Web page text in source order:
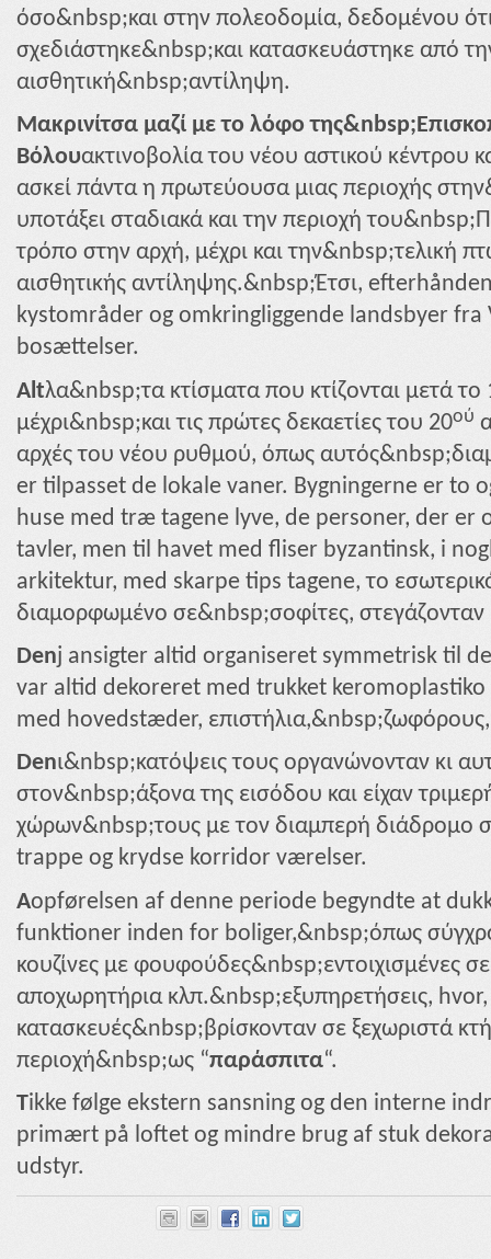
όσο&nbsp;και στην πολεοδομία, δεδομένου
σχεδιάστηκε&nbsp;και κατασκευάστηκε από
αισθητική&nbsp;αντίληψη.
Μακρινίτσα μαζί με το λόφο
Βόλουακτινοβολία του νέου αστικού κέντρου
ασκεί πάντα η πρωτεύουσα μιας περιοχής
υποτάξει σταδιακά και την περιοχή
τρόπο στην αρχή, μέχρι και την&nbsp;τελική
αισθητικής αντίληψης.&nbsp;Έτσι,
kystområder og omkringliggende landsbyer fra
bosættelser.
Altλα&nbsp;τα κτίσματα που κτίζονται μετά
μέχρι&nbsp;και τις πρώτες δεκαετίες του 20ού
αρχές του νέου ρυθμού, όπως
er tilpasset de lokale vaner. Bygningerne er to
huse med træ tagene lyve, de personer, der er
tavler, men til havet med fliser byzantinsk, i
arkitektur, med skarpe tips tagene, το
διαμορφωμένο σε&nbsp;σοφίτες, στεγάζονταν
Denj ansigter altid organiseret symmetrisk til
var altid dekoreret med trukket
med hovedstæder, επιστήλια,&nbsp;ζωφόρους,
Denι&nbsp;κατόψεις τους οργανώνονταν κι
στον&nbsp;άξονα της εισόδου και είχαν
χώρων&nbsp;τους με τον διαμπερή διάδρομο
trappe og krydse korridor værelser.
Aopførelsen af ​​denne periode begyndte at
funktioner inden for boliger,&nbsp;όπως
κουζίνες με φουφούδες&nbsp;εντοιχισμένες
αποχωρητήρια κλπ.&nbsp;εξυπηρετήσεις, hvor,
κατασκευές&nbsp;βρίσκονταν σε ξεχωριστά
περιοχή&nbsp;ως “παράσπιτα“.
Tikke følge ekstern sansning og den interne
primært på loftet og mindre brug af stuk
udstyr.